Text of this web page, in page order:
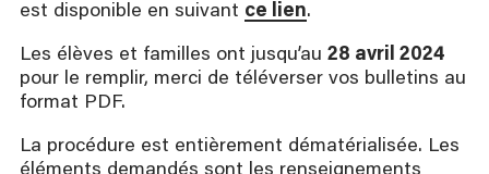
est disponible en suivant ce lien.
Les élèves et familles ont jusqu’au 28 avril 2024
pour le remplir, merci de téléverser vos bulletins au
format PDF.
La procédure est entièrement dématérialisée. Les